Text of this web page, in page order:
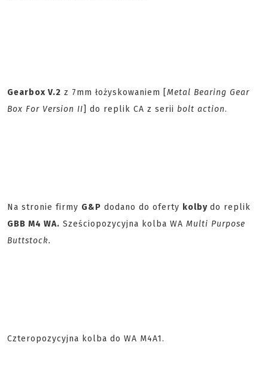
Gearbox V.2 z 7mm łożyskowaniem [Metal Bearing Gear
Box For Version II] do replik CA z serii bolt action.
Na stronie firmy G&P dodano do oferty kolby do replik
GBB M4 WA. Sześciopozycyjna kolba WA Multi Purpose
Buttstock.
Czteropozycyjna kolba do WA M4A1.